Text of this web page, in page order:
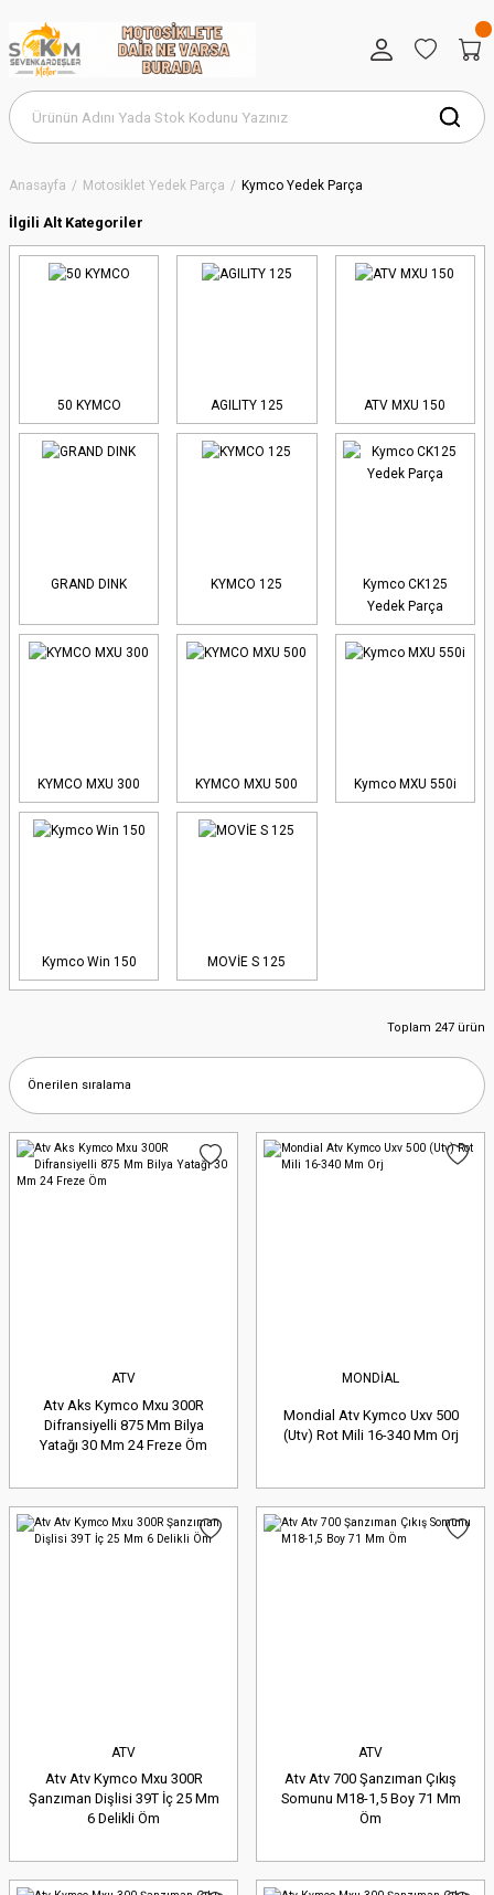
Anasayfa Motosiklet Yedek Parça Kymco Yedek Parça
İlgili Alt Kategoriler
50 KYMCO AGILITY 125 ATV MXU 150
GRAND DINK KYMCO 125
Kymco CK125
Yedek Parça
KYMCO MXU 300 KYMCO MXU 500 Kymco MXU 550i
Kymco Win 150 MOVİE S 125
Toplam 247 ürün
ATV
Atv Aks Kymco Mxu 300R
Difransiyelli 875 Mm Bilya
Yatağı 30 Mm 24 Freze Öm
MONDİAL
Mondial Atv Kymco Uxv 500
(Utv) Rot Mili 16-340 Mm Orj
ATV
Atv Atv Kymco Mxu 300R
Şanzıman Dişlisi 39T İç 25 Mm
6 Delikli Öm
ATV
Atv Atv 700 Şanzıman Çıkış
Somunu M18-1,5 Boy 71 Mm
Öm